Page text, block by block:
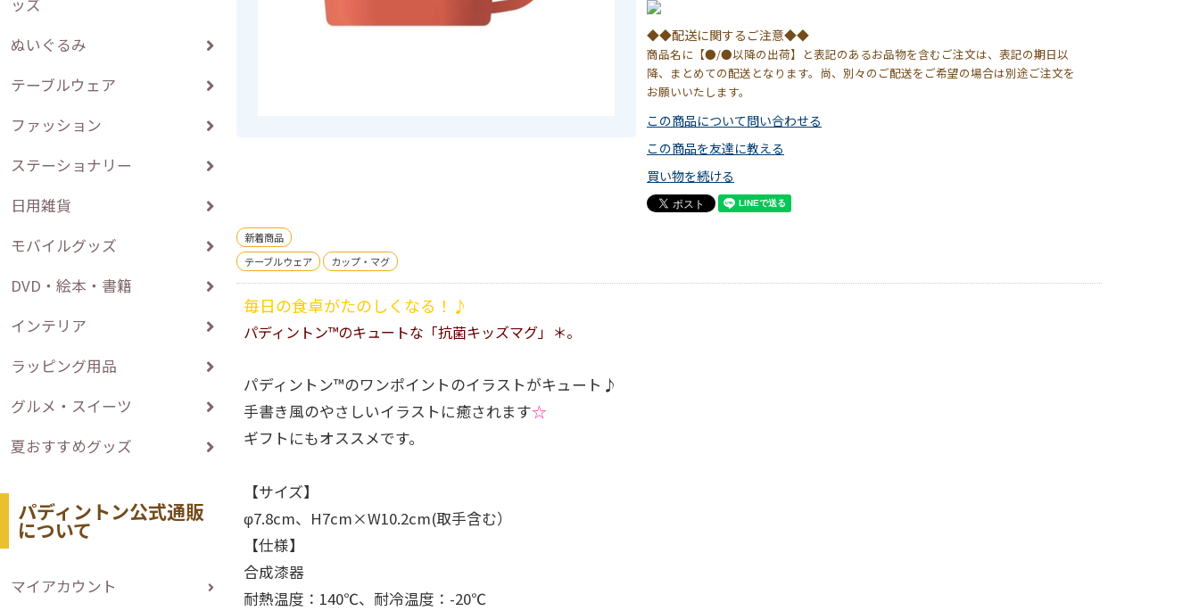
ッズ
ぬいぐるみ
テーブルウェア
ファッション
ステーショナリー
日用雑貨
モバイルグッズ
DVD・絵本・書籍
インテリア
ラッピング用品
グルメ・スイーツ
夏おすすめグッズ
パディントン公式通販
について
マイアカウント
◆◆配送に関するご注意◆◆
商品名に【●/●以降の出荷】と表記のあるお品物を含むご注文は、表記の期日以
降、まとめての配送となります。尚、別々のご配送をご希望の場合は別途ご注文を
お願いいたします。
この商品について問い合わせる
この商品を友達に教える
買い物を続ける
新着商品
テーブルウェア
カップ・マグ
毎日の食卓がたのしくなる！♪
パディントン™のキュートな「抗菌キッズマグ」＊。
パディントン™のワンポイントのイラストがキュート♪
手書き風のやさしいイラストに癒されます☆
ギフトにもオススメです。
【サイズ】
φ7.8cm、H7cm×W10.2cm(取手含む）
【仕様】
合成漆器
耐熱温度：140℃、耐冷温度：-20℃